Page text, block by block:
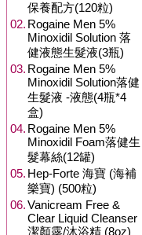
保養配方(120粒)
02. Rogaine Men 5%
Minoxidil Solution 落
健液態生髮液(3瓶)
03. Rogaine Men 5%
Minoxidil Solution落健
生髮液 -液態(4瓶*4
盒)
04. Rogaine Men 5%
Minoxidil Foam落健生
髮幕絲(12罐)
05. Hep-Forte 海寶 (海補
樂寶) (500粒)
06.Vanicream Free &
Clear Liquid Cleanser
潔顏露/沐浴精 (8oz)